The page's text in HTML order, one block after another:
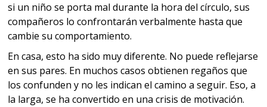
si un niño se porta mal durante la hora del círculo, sus
compañeros lo confrontarán verbalmente hasta que
cambie su comportamiento.
En casa, esto ha sido muy diferente. No puede reflejarse
en sus pares. En muchos casos obtienen regaños que
los confunden y no les indican el camino a seguir. Eso, a
la larga, se ha convertido en una crisis de motivación.